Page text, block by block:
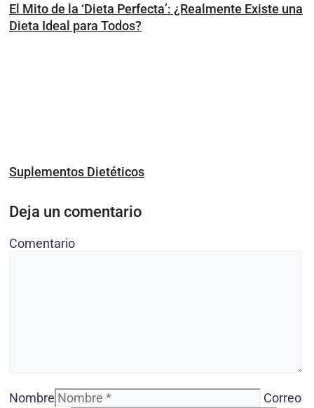
El Mito de la ‘Dieta Perfecta’: ¿Realmente Existe una
Dieta Ideal para Todos?
Suplementos Dietéticos
Deja un comentario
Comentario
Nombre
Correo